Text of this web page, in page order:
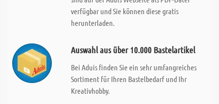
verfügbar und Sie können diese gratis
herunterladen.
Auswahl aus über 10.000 Bastelartikel
Bei Aduis finden Sie ein sehr umfangreiches
Sortiment für Ihren Bastelbedarf und Ihr
Kreativhobby.